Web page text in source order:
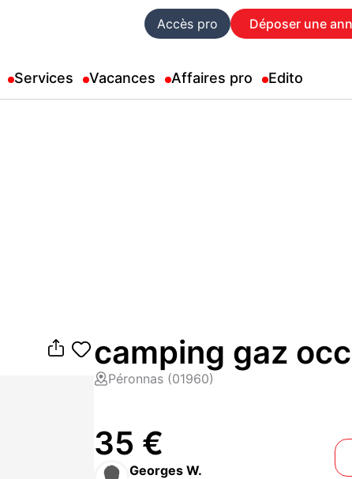
Accès pro Déposer une
Services Vacances Affaires pro Edito
camping gaz
Péronnas (01960)
35 €
Georges W.